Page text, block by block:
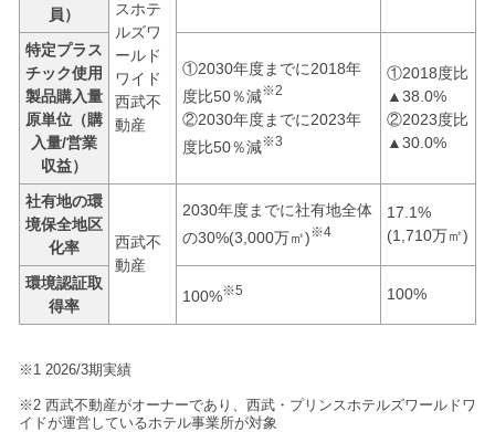
員）
スホテ
ルズワ
ールド
ワイド
西武不
動産
特定プラス
チック使用
製品購入量
原単位（購
入量/営業
収益）
①2030年度までに2018年
度比50％減※2
②2030年度までに2023年
度比50％減※3
①2018度比
▲38.0%
②2023度比
▲30.0%
社有地の環
境保全地区
化率
西武不
動産
2030年度までに社有地全体
の30%(3,000万㎡)※4
17.1%
(1,710万㎡)
環境認証取
得率
100%※5 100%
※1 2026/3期実績
※2 西武不動産がオーナーであり、西武・プリンスホテルズワールドワ
イドが運営しているホテル事業所が対象